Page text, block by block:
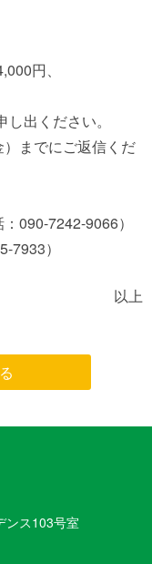
円、
出ください。
までにご返信くだ
090-7242-9066）
7933）
以上
ンス103号室